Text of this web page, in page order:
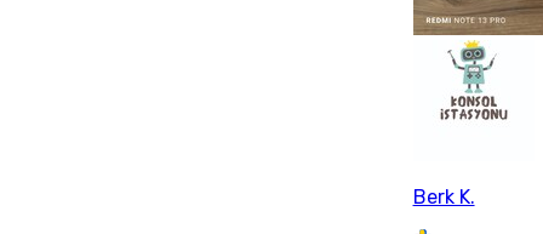
Berk K.